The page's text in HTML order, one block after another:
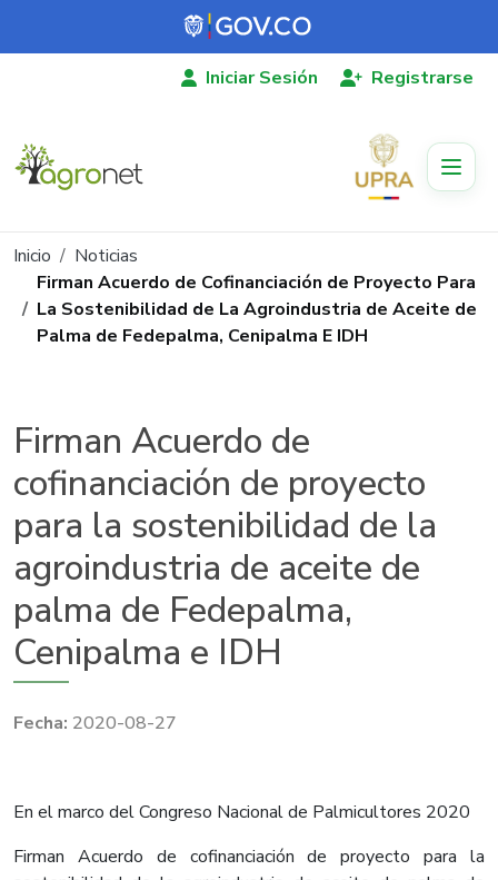
Pasar al contenido principal
Iniciar Sesión Registrarse
Ruta de navegación
Inicio
Noticias
Firman Acuerdo de Cofinanciación de Proyecto Para
La Sostenibilidad de La Agroindustria de Aceite de
Palma de Fedepalma, Cenipalma E IDH
Firman Acuerdo de
cofinanciación de proyecto
para la sostenibilidad de la
agroindustria de aceite de
palma de Fedepalma,
Cenipalma e IDH
2020-08-27
En el marco del Congreso Nacional de Palmicultores 2020
Firman Acuerdo de cofinanciación de proyecto para la